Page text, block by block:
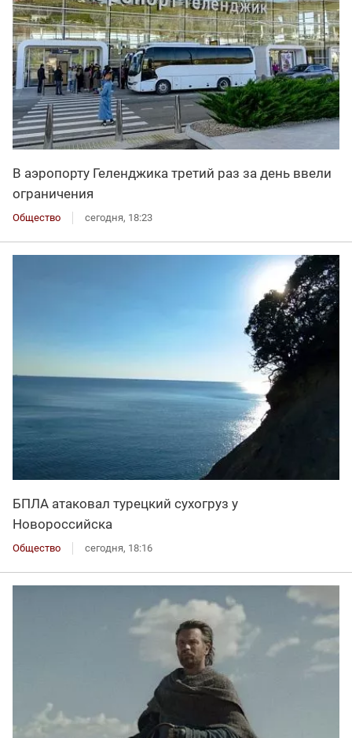
В аэропорту Геленджика третий раз за день ввели
ограничения
Общество сегодня, 18:23
БПЛА атаковал турецкий сухогруз у
Новороссийска
Общество сегодня, 18:16